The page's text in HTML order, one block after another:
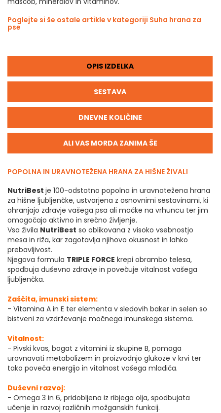
Poglejte si še ostale artikle v kategoriji Suha hrana za
pse
OPIS IZDELKA
SESTAVA
DNEVNE KOLIČINE
ALI VAS MORDA ZANIMA ŠE
POPOLNA IN URAVNOTEŽENA HRANA ZA HIŠNE ŽIVALI
NutriBest je 100-odstotno popolna in uravnotežena hrana
za hišne ljubljenčke, ustvarjena z osnovnimi sestavinami, ki
ohranjajo zdravje vašega psa ali mačke na vrhuncu ter jim
omogočajo aktivno in srečno življenje.
Vsa živila NutriBest so oblikovana z visoko vsebnostjo
mesa in riža, kar zagotavlja njihovo okusnost in lahko
prebavljivost.
Njegova formula TRIPLE FORCE krepi obrambo telesa,
spodbuja duševno zdravje in povečuje vitalnost vašega
ljubljenčka.
Zaščita, imunski sistem:
- Vitamina A in E ter elementa v sledovih baker in selen so
bistveni za vzdrževanje močnega imunskega sistema.
Vitalnost:
- Pivski kvas, bogat z vitamini iz skupine B, pomaga
uravnavati metabolizem in proizvodnjo glukoze v krvi ter
tako poveča energijo in vitalnost vašega mladiča.
Duševni razvoj:
- Omega 3 in 6, pridobljena iz ribjega olja, spodbujata
učenje in razvoj različnih možganskih funkcij.